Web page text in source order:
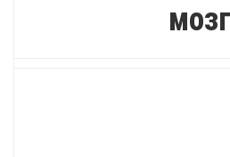
мозг